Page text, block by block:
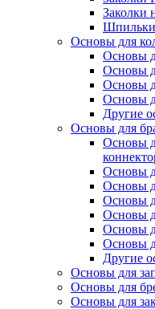
Заколки
Шпильки
Основы для
Основы
Основы
Основы
Основы
Другие
Основы для
Основы
Основы
Основы
Основы
Основы
Основы
Основы
Другие
Основы для
Основы для
Основы для